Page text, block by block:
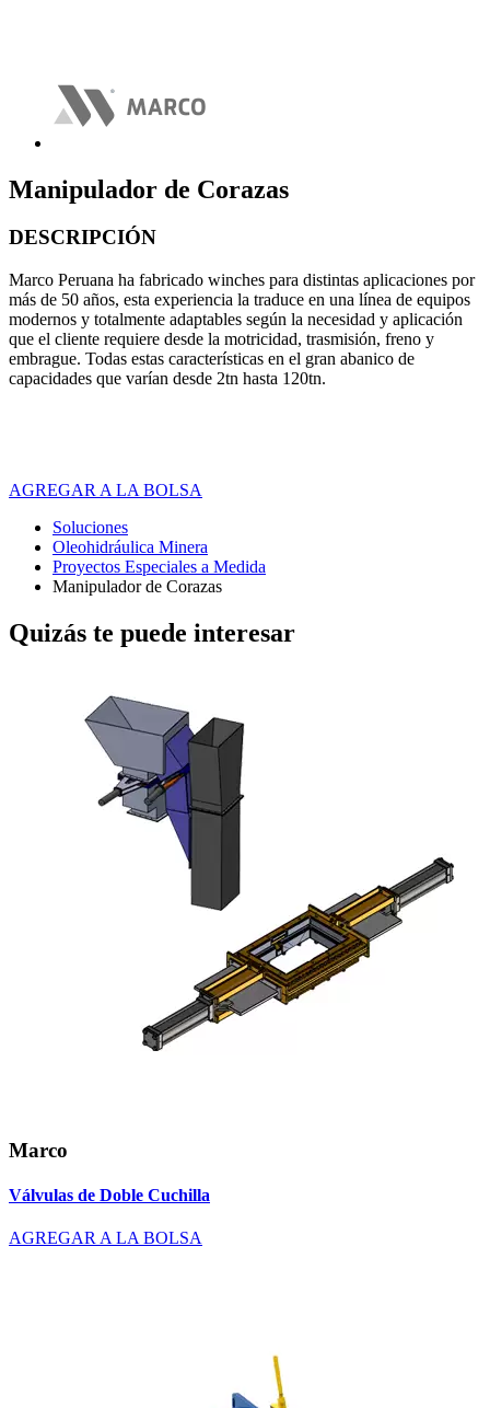
Manipulador de Corazas
DESCRIPCIÓN
Marco Peruana ha fabricado winches para distintas aplicaciones por
más de 50 años, esta experiencia la traduce en una línea de equipos
modernos y totalmente adaptables según la necesidad y aplicación
que el cliente requiere desde la motricidad, trasmisión, freno y
embrague. Todas estas características en el gran abanico de
capacidades que varían desde 2tn hasta 120tn.
AGREGAR A LA BOLSA
Soluciones
Oleohidráulica Minera
Proyectos Especiales a Medida
Manipulador de Corazas
Quizás te puede interesar
Marco
Válvulas de Doble Cuchilla
AGREGAR A LA BOLSA